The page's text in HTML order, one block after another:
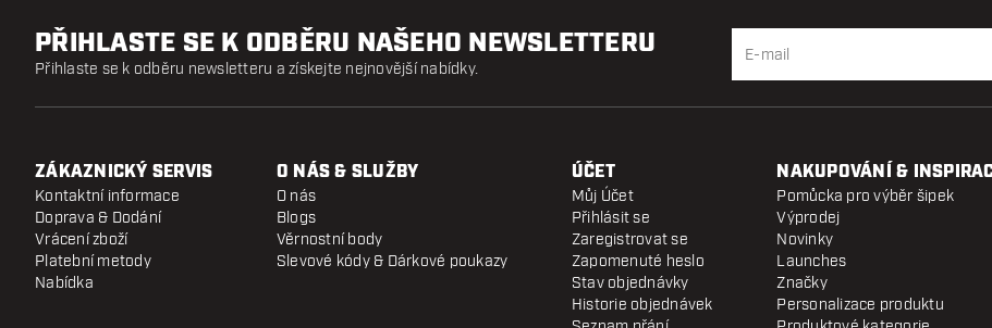
PŘIHLASTE SE K ODBĚRU NAŠEHO NEWSLETTERU
Přihlaste se k odběru newsletteru a získejte nejnovější nabídky.
ZÁKAZNICKÝ SERVIS
Kontaktní informace
Doprava & Dodání
Vrácení zboží
Platební metody
Nabídka
O NÁS & SLUŽBY
O nás
Blogs
Věrnostní body
Slevové kódy & Dárkové poukazy
ÚČET
Můj Účet
Přihlásit se
Zaregistrovat se
Zapomenuté heslo
Stav objednávky
Historie objednávek
NAKUPOVÁNÍ &
Pomůcka pro výběr šipek
Výprodej
Novinky
Launches
Značky
Personalizace produktu